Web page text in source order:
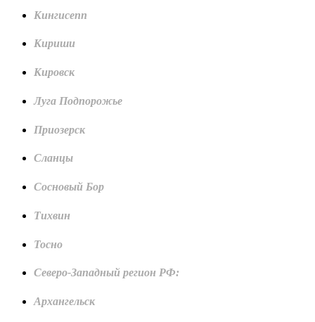
Кингисепп
Кириши
Кировск
Луга Подпорожье
Приозерск
Сланцы
Сосновый Бор
Тихвин
Тосно
Северо-Западный регион РФ:
Архангельск